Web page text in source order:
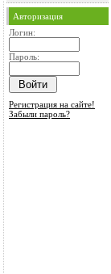
Авторизация
Логин:
Пароль:
Регистрация на сайте!
Забыли пароль?